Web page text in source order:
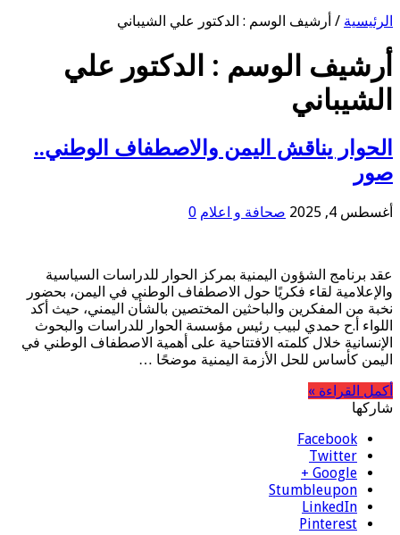
الرئيسية / أرشيف الوسم : الدكتور علي الشيباني
أرشيف الوسم : الدكتور علي
الشيباني
الحوار يناقش اليمن والاصطفاف الوطني..
صور
أغسطس 4, 2025 صحافة و اعلام 0
عقد برنامج الشؤون اليمنية بمركز الحوار للدراسات السياسية
والإعلامية لقاء فكريًا حول الاصطفاف الوطني في اليمن، بحضور
نخبة من المفكرين والباحثين المختصين بالشأن اليمني، حيث أكد
اللواء أ.ح حمدي لبيب رئيس مؤسسة الحوار للدراسات والبحوث
الإنسانية خلال كلمته الافتتاحية على أهمية الاصطفاف الوطني في
اليمن كأساس للحل الأزمة اليمنية موضحًا …
أكمل القراءة »
شاركها
Facebook
Twitter
Google +
Stumbleupon
LinkedIn
Pinterest